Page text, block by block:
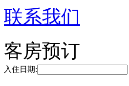
联系我们
客房预订
入住日期: